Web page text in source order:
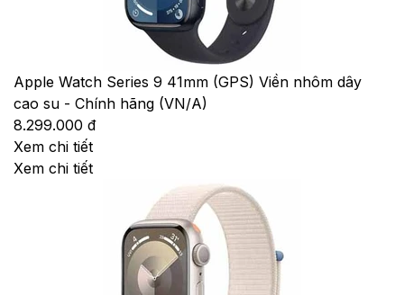
Apple Watch Series 9 41mm (GPS) Viền nhôm dây
cao su - Chính hãng (VN/A)
8.299.000 đ
Xem chi tiết
Xem chi tiết